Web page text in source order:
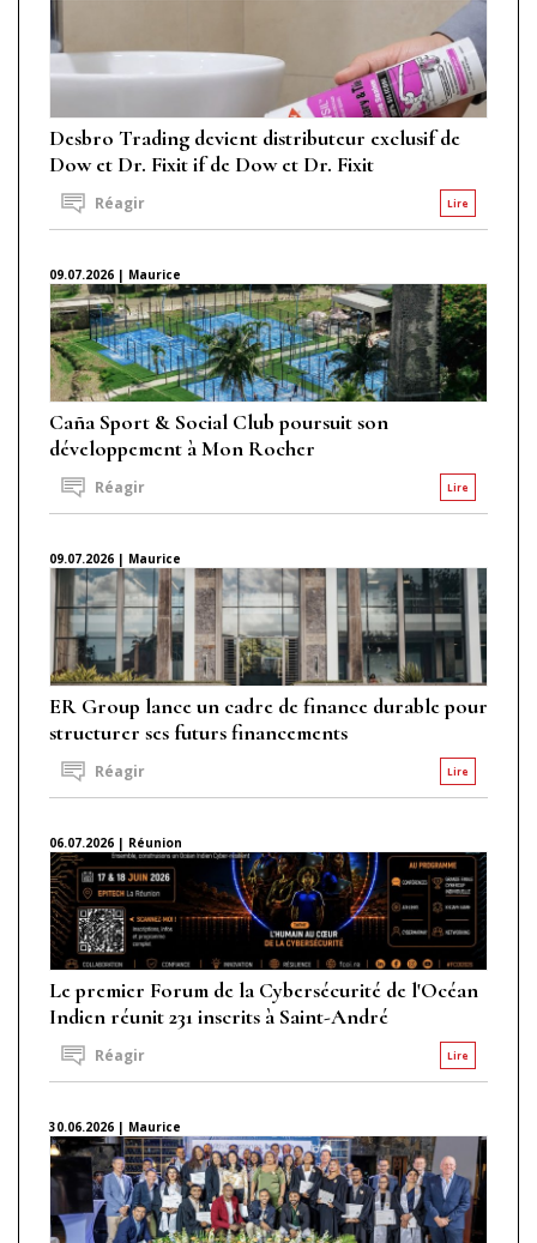
Desbro Trading devient distributeur exclusif de
Dow et Dr. Fixit if de Dow et Dr. Fixit
Lire
Réagir
09.07.2026 | Maurice
Caña Sport & Social Club poursuit son
développement à Mon Rocher
Lire
Réagir
09.07.2026 | Maurice
ER Group lance un cadre de finance durable pour
structurer ses futurs financements
Lire
Réagir
06.07.2026 | Réunion
Le premier Forum de la Cybersécurité de l'Océan
Indien réunit 231 inscrits à Saint-André
Lire
Réagir
30.06.2026 | Maurice